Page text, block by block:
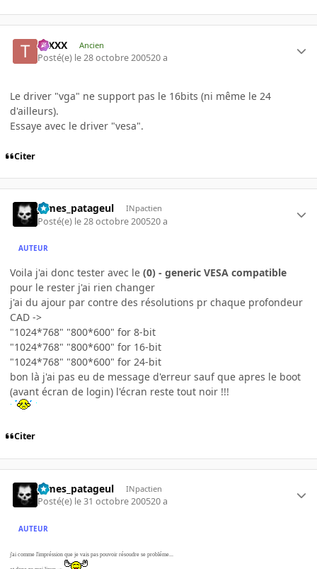
tuXXX Ancien
Posté(e) le 28 octobre 200520 a
Le driver "vga" ne support pas le 16bits (ni même le 24
d'ailleurs).
Essaye avec le driver "vesa".
Citer
james_patageul INpactien
Posté(e) le 28 octobre 200520 a
AUTEUR
Voila j'ai donc tester avec le (0) - generic VESA compatible
pour le rester j'ai rien changer
j'ai du ajour par contre des résolutions pr chaque profondeur
CAD ->
"1024*768" "800*600" for 8-bit
"1024*768" "800*600" for 16-bit
"1024*768" "800*600" for 24-bit
bon là j'ai pas eu de message d'erreur sauf que apres le boot
(avant écran de login) l'écran reste tout noir !!!
Citer
james_patageul INpactien
Posté(e) le 31 octobre 200520 a
AUTEUR
j'ai comme l'impréssion que je vais pas pouvoir résoudre se probléme...